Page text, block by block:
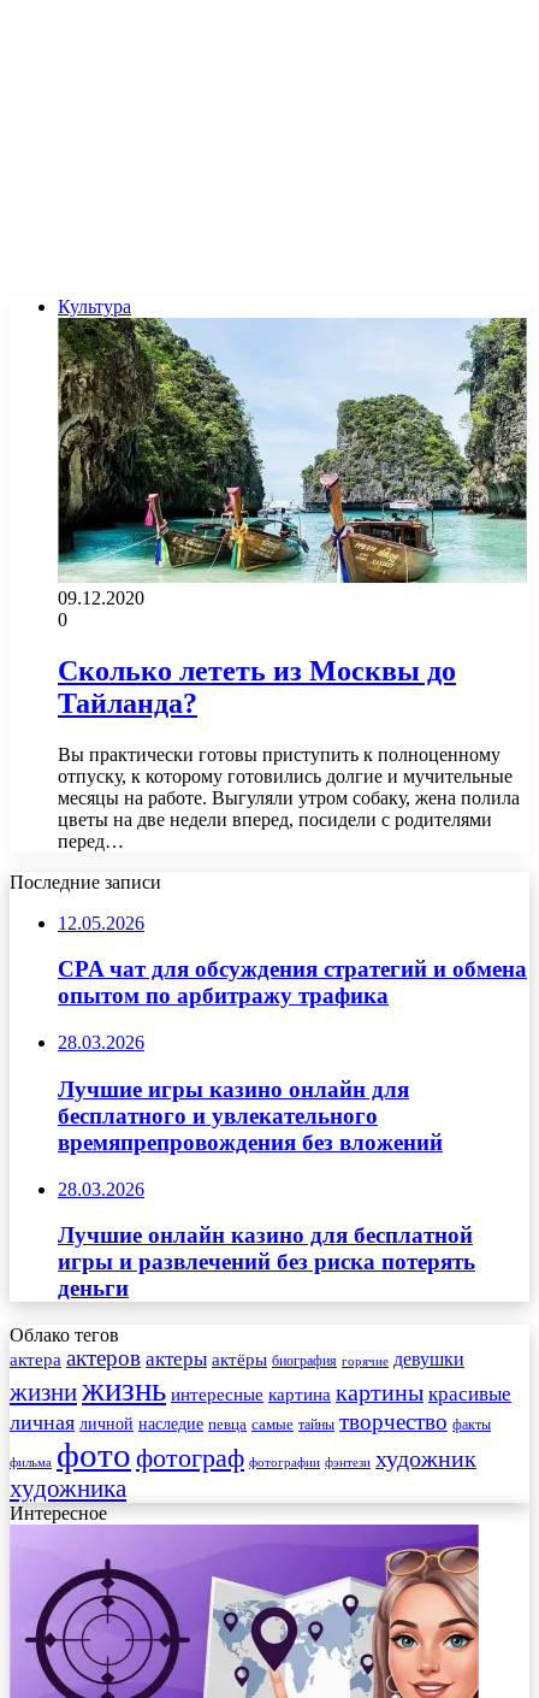
Культура
09.12.2020
0
Сколько лететь из Москвы до
Тайланда?
Вы практически готовы приступить к полноценному
отпуску, к которому готовились долгие и мучительные
месяцы на работе. Выгуляли утром собаку, жена полила
цветы на две недели вперед, посидели с родителями
перед…
Последние записи
12.05.2026
CPA чат для обсуждения стратегий и обмена
опытом по арбитражу трафика
28.03.2026
Лучшие игры казино онлайн для
бесплатного и увлекательного
времяпрепровождения без вложений
28.03.2026
Лучшие онлайн казино для бесплатной
игры и развлечений без риска потерять
деньги
Облако тегов
актера актеров актеры актёры биография горячие девушки
жизнижизнь интересные картина картины красивые
личная личной наследие певца самые тайны творчество факты
фильма фото фотограф фотографии фэнтези художник
художника
Интересное